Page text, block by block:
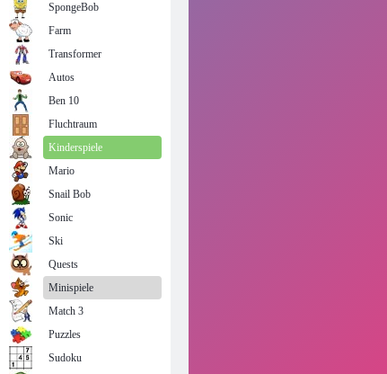
SpongeBob
Farm
Transformer
Autos
Ben 10
Fluchtraum
Kinderspiele
Mario
Snail Bob
Sonic
Ski
Quests
Minispiele
Match 3
Puzzles
Sudoku